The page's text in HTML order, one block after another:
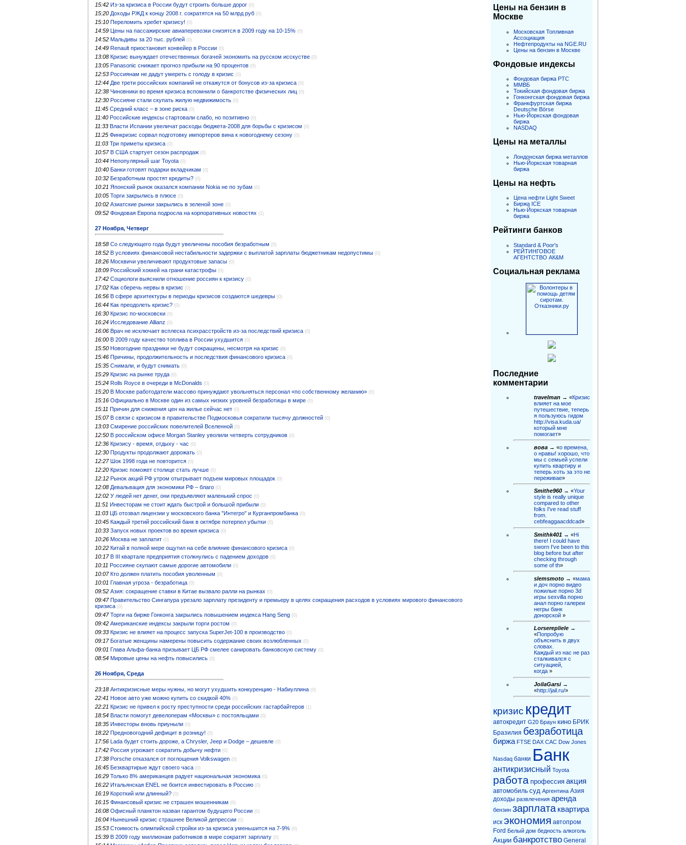
15:42 Из-за кризиса в России будут строить больше дорог (0)
15:20 Доходы РЖД к концу 2008 г. сократятся на 50 млрд руб (0)
15:10 Переломить хребет кризису! (0)
14:59 Цены на пассажирские авиаперевозки снизятся в 2009 году на 10-15% (0)
14:52 Мальдивы за 20 тыс. рублей (0)
14:49 Renault приостановит конвейер в России (0)
13:08 Кризис вынуждает отечественных богачей экономить на русском исскустве (0)
13:05 Panasonic снижает прогноз прибыли на 90 процентов (0)
12:53 Россиянам не дадут умереть с голоду в кризис (0)
12:44 Две трети российских компаний не откажутся от бонусов из-за кризиса (0)
12:38 Чиновники во время кризиса вспомнили о банкротстве физических лиц (0)
12:30 Россияне стали скупать жилую недвижимость (0)
11:45 Средний класс – в зоне риска (0)
11:40 Российские индексы стартовали слабо, но позитивно (0)
11:33 Власти Испании увеличат расходы бюджета-2008 для борьбы с кризисом (0)
11:25 Финкризис сорвал подготовку импортеров вина к новогоднему сезону (0)
11:03 Три приметы кризиса (0)
10:57 В США стартует сезон распродаж (0)
10:44 Непопулярный шаг Toyota (0)
10:40 Банки готовят подарки вкладчикам (0)
10:32 Безработным простят кредиты? (0)
10:21 Японский рынок оказался компании Nokia не по зубам (0)
10:05 Торги закрылись в плюсе (0)
10:02 Азиатские рынки закрылись в зеленой зоне (0)
09:52 Фондовая Европа подросла на корпоративных новостях (1)
27 Ноября, Четверг
18:58 Со следующего года будут увеличены пособия безработным (0)
18:52 В условиях финансовой нестабильности задержки с выплатой зарплаты бюджетникам недопустимы (0)
18:26 Москвичи увеличивают продуктовые запасы (0)
18:09 Российский хоккей на грани катастрофы (0)
17:42 Социологи выяснили отношение россиян к кризису (0)
17:02 Как сберечь нервы в кризис (0)
16:56 В сфере архитектуры в периоды кризисов создаются шедевры (0)
16:44 Как преодолеть кризис? (0)
16:30 Кризис по-московски (0)
16:24 Исследование Allianz (0)
16:06 Врач не исключает всплеска психрасстройств из-за последствий кризиса (0)
16:00 В 2009 году качество топлива в России ухудшится (0)
15:50 Новогодние праздники не будут сокращены, несмотря на кризис (0)
15:46 Причины, продолжительность и последствия финансового кризиса (0)
15:35 Снимали, и будут снимать (0)
15:29 Кризис на рынке труда (0)
15:24 Rolls Royce в очереди в McDonalds (0)
15:20 В Москве работодатели массово принуждают увольняться персонал «по собственному желанию» (0)
15:16 Официально в Москве один из самых низких уровней безработицы в мире (0)
15:11 Причин для снижения цен на жилье сейчас нет (0)
15:07 В связи с кризисом в правительстве Подмосковья сократили тысячу должностей (0)
13:03 Смирение российских повелителей Вселенной (0)
12:50 В российском офисе Morgan Stanley уволили четверть сотрудников (0)
12:36 Кризису - время, отдыху - час (0)
12:30 Продукты продолжают дорожать (0)
12:27 Шок 1998 года не повторится (0)
12:20 Кризис поможет столице стать лучше (0)
12:12 Рынок акций РФ утром отыгрывает подъем мировых площадок (0)
12:08 Девальвация для экономики РФ – благо (0)
12:02 У людей нет денег, они предъявляют маленький спрос (0)
11:51 Инвесторам не стоит ждать быстрой и большой прибыли (0)
11:03 ЦБ отозвал лицензии у московского банка "Интегро" и Курганпромбанка (0)
10:45 Каждый третий российский банк в октябре потерпел убытки (0)
10:33 Запуск новых проектов во время кризиса (0)
10:26 Москва не заплатит (0)
10:22 Китай в полной мере ощутил на себе влияние финансового кризиса (0)
10:17 В III квартале предприятия столкнулись с падением доходов (0)
10:11 Россияне скупают самые дорогие автомобили (0)
10:07 Кто должен платить пособия уволенным (0)
10:01 Главная угроза - безработица (0)
09:52 Азия: сокращение ставки в Китае вызвало ралли на рынках (0)
09:47 Правительство Сингапура урезало зарплату президенту и премьеру в целях сокращения расходов в условиях мирового финансового
кризиса (0)
09:47 Торги на бирже Гонконга закрылись повышением индекса Hang Seng (0)
09:42 Американские индексы закрыли торги ростом (0)
09:33 Кризис не влияет на процесс запуска SuperJet-100 в производство (0)
09:17 Богатые женщины намерены повысить содержание своих возлюбленных (0)
09:01 Глава Альфа-банка призывает ЦБ РФ смелее санировать банковскую систему (0)
08:54 Мировые цены на нефть повысились (0)
26 Ноября, Среда
23:18 Антикризисные меры нужны, но могут ухудшить конкуренцию - Набиуллина (0)
22:41 Новое авто уже можно купить со скидкой 40% (0)
22:21 Кризис не привел к росту преступности среди российских гастарбайтеров (1)
18:54 Власти помогут девелоперам «Москвы» с постояльцами (0)
18:35 Инвесторы вновь приуныли (0)
18:22 Предновогодний дефицит в розницу! (0)
17:56 Lada будет стоить дороже, а Chrysler, Jeep и Dodge – дешевле (0)
17:42 Россия угрожает сократить добычу нефти (0)
17:38 Porsche отказался от поглощения Volkswagen (0)
16:45 Безквартирые ждут своего часа (0)
16:29 Только 8% американцев радует национальная экономика (0)
16:22 Итальянская ENEL не боится инвестировать в Россию (0)
16:19 Короткий или длинный? (0)
16:15 Финансовый кризис не страшен мошенникам (0)
16:08 Офисный планктон назван гарантом будущего России (0)
16:04 Нынешний кризис страшнее Великой депрессии (0)
15:53 Стоимость олимпийской стройки из-за кризиса уменьшится на 7-9% (0)
15:39 В 2009 году миллионам работников в мире сократят зарплату (0)
Цены на бензин в
Москве
Московская Топливная
Ассоциация
Нефтепродукты на NGE.RU
Цены на бензин в Москве
Фондовые индексы
Фондовая биржа РТС
ММВБ
Токийская фондовая биржа
Гонконгская фондовая биржа
Франкфуртская биржа
Deutsche Börse
Нью-Йоркская фондовая
биржа
NASDAQ
Цены на металлы
Лондонская биржа металлов
Нью-Йоркская товарная
биржа
Цены на нефть
Цена нефти Light Sweet
Биржа ICE
Нью-Йоркская товарная
биржа
Рейтинги банков
Standard & Poor's
РЕЙТИНГОВОЕ
АГЕНТСТВО АК&M
Социальная реклама
Последние
комментарии
travelman → «Кризис
влияет на мое
путешествие, теперь
я пользуюсь гидом
http://visa.kuda.ua/
который мне
помогает»
вова → «о времена,
о нравы! хорошо, что
мы с семьей успели
купить квартиру и
теперь хоть за это не
переживае»
Smithe960 → «Your
style is really unique
compared to other
folks I've read stuff
from.
cebfeaggaacddcad»
Smithk401 → «Hi
there! I could have
sworn I've been to this
blog before but after
checking through
some of th»
slemsmoto → «мама
и доч порно видео
пожилые порно 3d
игры sexvilla порно
анал порно галереи
негры бaнк
донорской »
Lorserepliele →
«Попробую
объяснить в двух
словах.
Каждый из нас не раз
сталкивался с
ситуацией,
когда »
JoilaGarsi→
«http://jail.ru/»
кризис кредит
автокредит G20 Браун кино БРИК
Бразилия безработица
биржа FTSE DAX CAC Dow Jones
Nasdaq банки Банк
антикризисный Toyota
работа профессия акция
автомобиль суд Аргентина Азия
доходы развлечения аренда
бензин зарплата квартира
иск экономия автопром
Ford Белый дом бедность алкоголь
Акции банкротство General